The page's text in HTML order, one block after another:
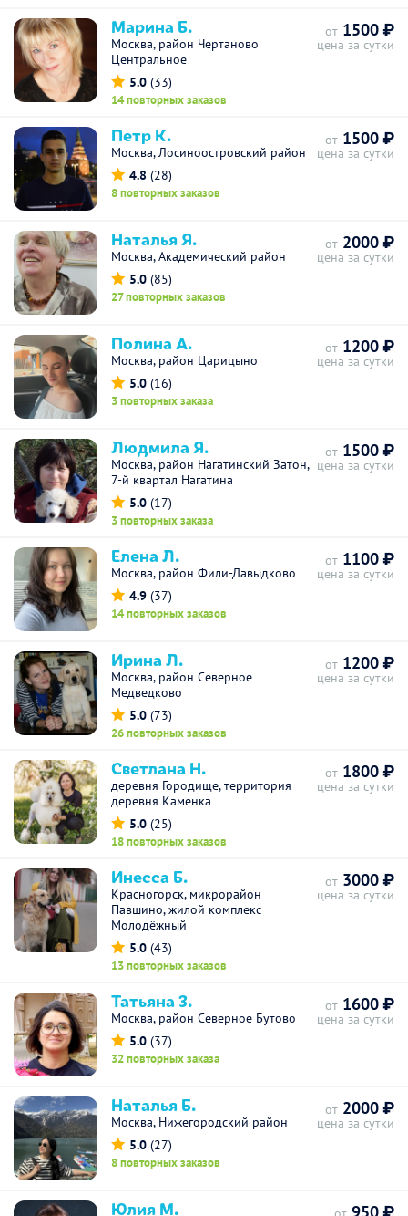
Марина Б.
Москва, район Чертаново
Центральное
5.0 (33)
14 повторных заказов
от 1500 ₽
цена за сутки
Петр К.
Москва, Лосиноостровский район
4.8 (28)
8 повторных заказов
от 1500 ₽
цена за сутки
Наталья Я.
Москва, Академический район
5.0 (85)
27 повторных заказов
от 2000 ₽
цена за сутки
Полина А.
Москва, район Царицыно
5.0 (16)
3 повторных заказа
от 1200 ₽
цена за сутки
Людмила Я.
Москва, район Нагатинский Затон,
7-й квартал Нагатина
5.0 (17)
3 повторных заказа
от 1500 ₽
цена за сутки
Елена Л.
Москва, район Фили-Давыдково
4.9 (37)
14 повторных заказов
от 1100 ₽
цена за сутки
Ирина Л.
Москва, район Северное
Медведково
5.0 (73)
26 повторных заказов
от 1200 ₽
цена за сутки
Светлана Н.
деревня Городище, территория
деревня Каменка
5.0 (25)
18 повторных заказов
от 1800 ₽
цена за сутки
Инесса Б.
Красногорск, микрорайон
Павшино, жилой комплекс
Молодёжный
5.0 (43)
13 повторных заказов
от 3000 ₽
цена за сутки
Татьяна З.
Москва, район Северное Бутово
5.0 (37)
32 повторных заказа
от 1600 ₽
цена за сутки
Наталья Б.
Москва, Нижегородский район
5.0 (27)
8 повторных заказов
от 2000 ₽
цена за сутки
Юлия М.